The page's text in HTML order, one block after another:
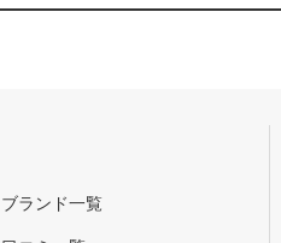
ブランド一覧